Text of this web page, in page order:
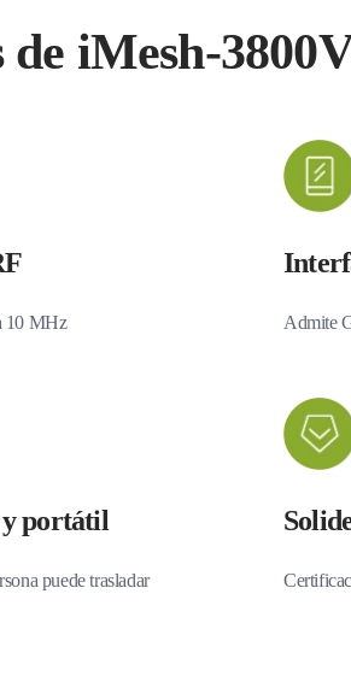
de iMesh-
10 MHz Admite
portátil
puede trasladar